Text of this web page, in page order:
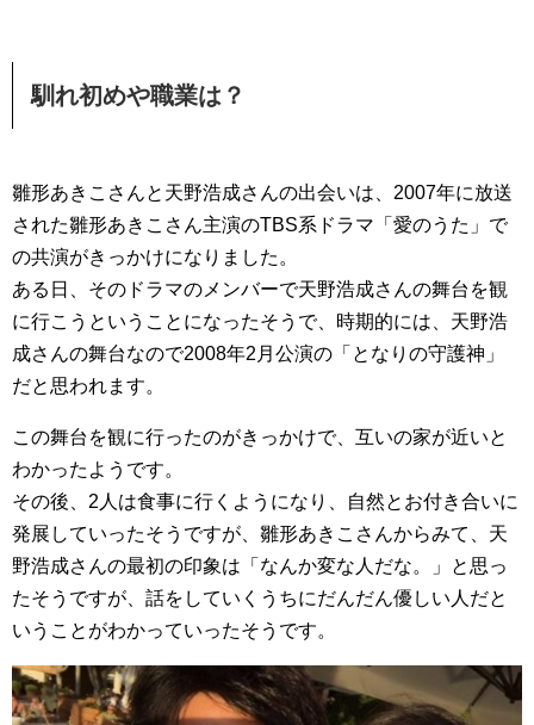
馴れ初めや職業は？
雛形あきこさんと天野浩成さんの出会いは、2007年に放送
された雛形あきこさん主演のTBS系ドラマ「愛のうた」で
の共演がきっかけになりました。
ある日、そのドラマのメンバーで天野浩成さんの舞台を観
に行こうということになったそうで、時期的には、天野浩
成さんの舞台なので2008年2月公演の「となりの守護神」
だと思われます。
この舞台を観に行ったのがきっかけで、互いの家が近いと
わかったようです。
その後、2人は食事に行くようになり、自然とお付き合いに
発展していったそうですが、雛形あきこさんからみて、天
野浩成さんの最初の印象は「なんか変な人だな。」と思っ
たそうですが、話をしていくうちにだんだん優しい人だと
いうことがわかっていったそうです。